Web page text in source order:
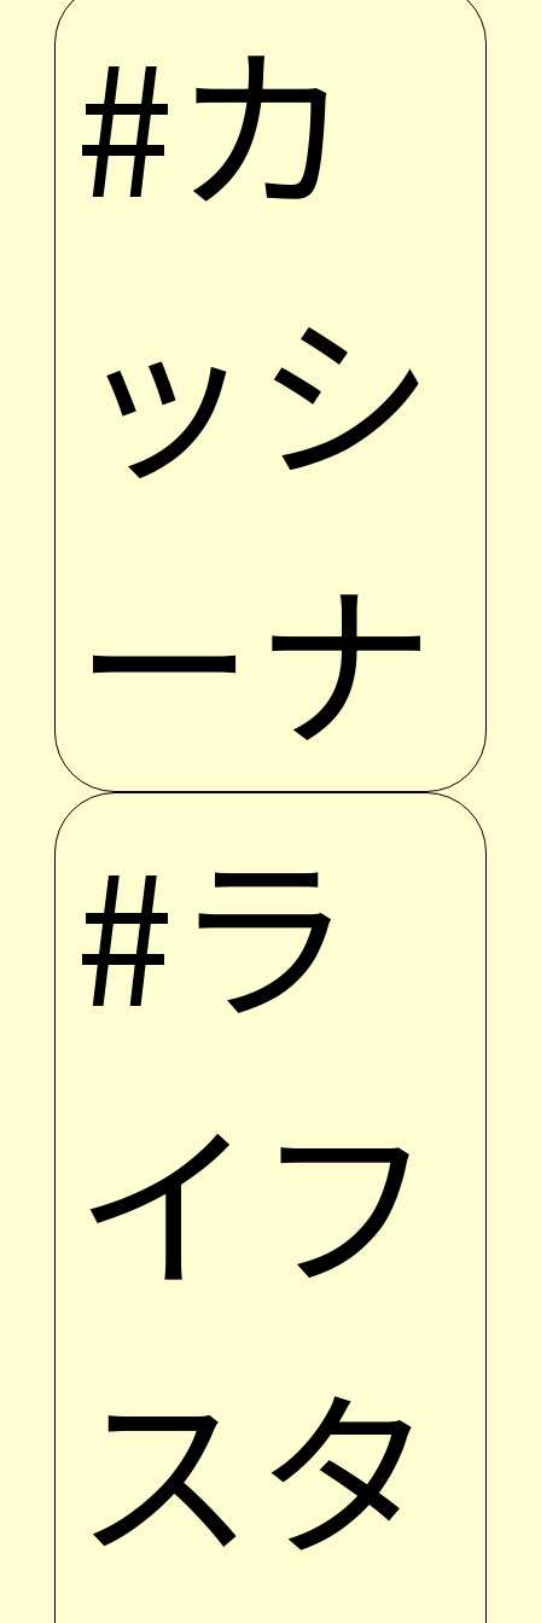
#カ
ッシ
ーナ
#ラ
イフ
スタ